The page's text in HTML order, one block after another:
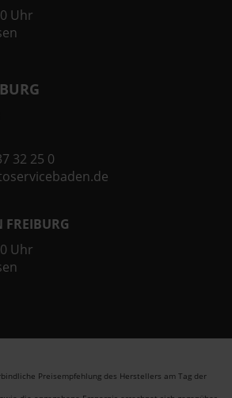
Uhr
32 25 0
FREIBURG
Uhr
Preisempfehlung des Herstellers am Tag der